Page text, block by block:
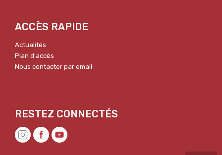
ACCÈS RAPIDE
Actualités
Plan d'accès
Nous contacter par email